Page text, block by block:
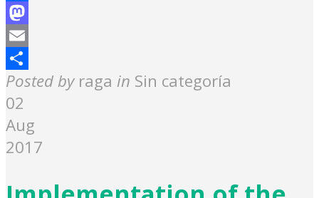
Facebook
Mastodon
Email
Share
Posted by raga in Sin categoría
02
Aug
2017